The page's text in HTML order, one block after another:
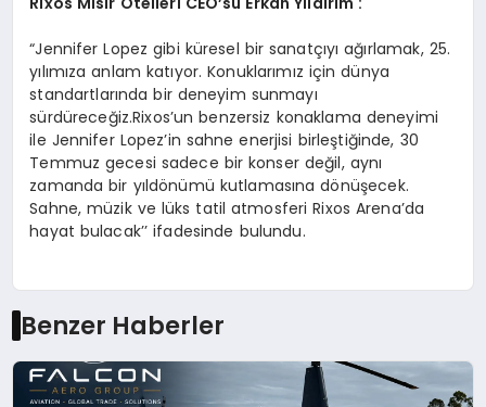
“Jennifer Lopez gibi küresel bir sanatçıyı ağırlamak, 25.
yılımıza anlam katıyor. Konuklarımız için dünya
standartlarında bir deneyim sunmayı
sürdüreceğiz.Rixos’un benzersiz konaklama deneyimi
ile Jennifer Lopez’in sahne enerjisi birleştiğinde, 30
Temmuz gecesi sadece bir konser değil, aynı
zamanda bir yıldönümü kutlamasına dönüşecek.
Sahne, müzik ve lüks tatil atmosferi Rixos Arena’da
hayat bulacak’’ ifadesinde bulundu.
Benzer Haberler